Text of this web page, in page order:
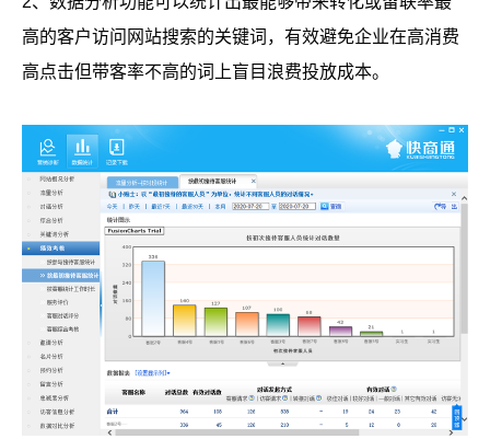
高的客户访问网站搜索的关键词，有效避免企业在高消费
高点击但带客率不高的词上盲目浪费投放成本。